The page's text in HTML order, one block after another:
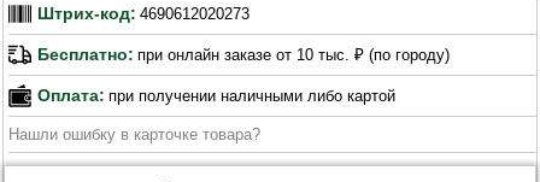
Штрих-код: 4690612020273
Бесплатно: при онлайн заказе от 10 тыс. ₽ (по городу)
Оплата: при получении наличными либо картой
Нашли ошибку в карточке товара?